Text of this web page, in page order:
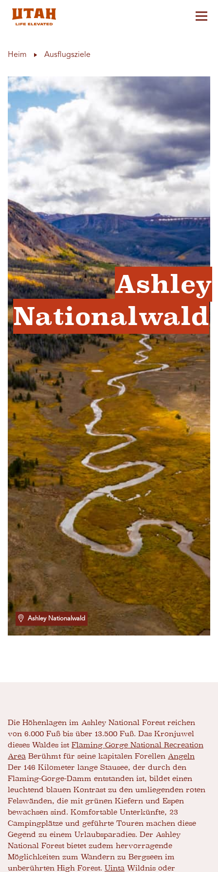
Heim Ausflugsziele
Ashley
Nationalwald
Ashley Nationalwald
Die Höhenlagen im Ashley National Forest reichen
von 6.000 Fuß bis über 13.500 Fuß. Das Kronjuwel
dieses Waldes ist Flaming Gorge National Recreation
Area Berühmt für seine kapitalen Forellen Angeln
Der 146 Kilometer lange Stausee, der durch den
Flaming-Gorge-Damm entstanden ist, bildet einen
leuchtend blauen Kontrast zu den umliegenden roten
Felswänden, die mit grünen Kiefern und Espen
bewachsen sind. Komfortable Unterkünfte, 23
Campingplätze und geführte Touren machen diese
Gegend zu einem Urlaubsparadies. Der Ashley
National Forest bietet zudem hervorragende
Möglichkeiten zum Wandern zu Bergseen im
unberührten High Forest. Uinta Wildnis oder